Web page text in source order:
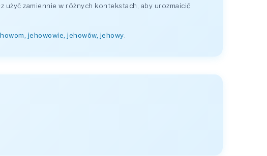
użyć zamiennie w różnych kontekstach, aby urozmaicić
jehowowie, jehowów, jehowy